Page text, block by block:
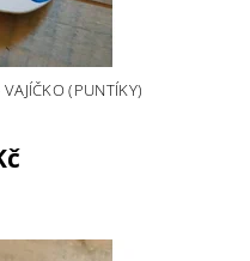
(PUNTÍKY)